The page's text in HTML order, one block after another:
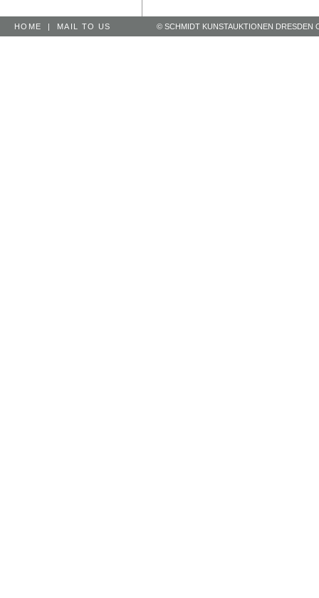
HOME | MAIL TO US © SCHMIDT KUNSTAUKTIONEN DRESDEN